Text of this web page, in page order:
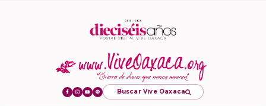
Buscar Vive Oaxaca